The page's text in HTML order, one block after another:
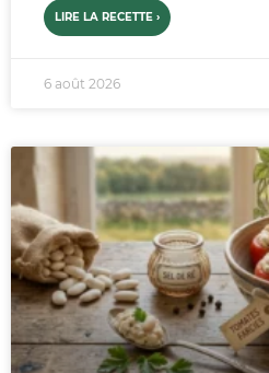
LIRE LA RECETTE ›
6 août 2026